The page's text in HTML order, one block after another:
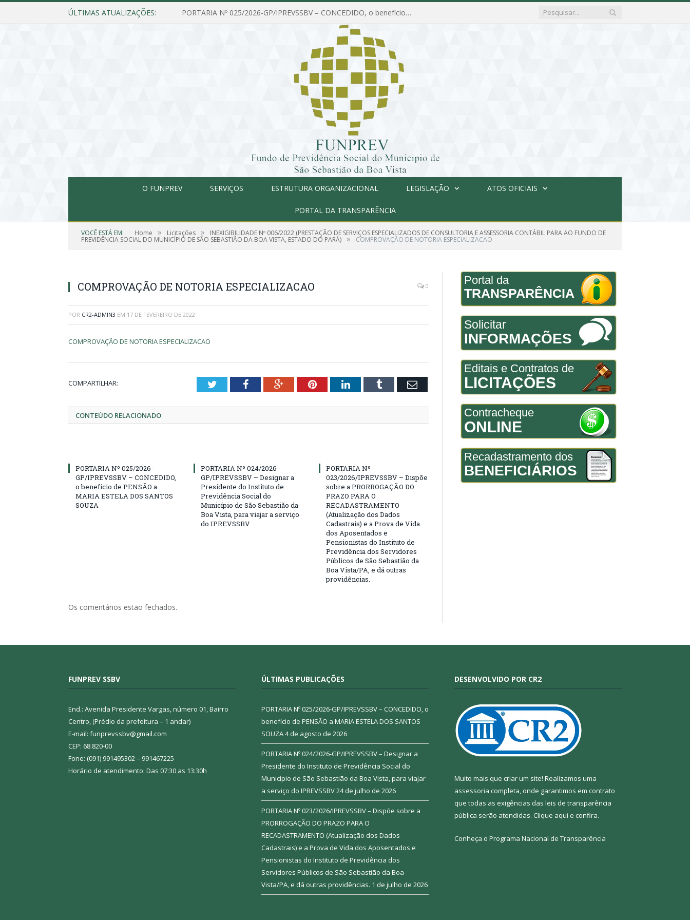
ÚLTIMAS ATUALIZAÇÕES: PORTARIA Nº 025/2026-GP/IPREVSSBV – CONCEDIDO, o benefício de PENSÃO a MARIA ESTELA DOS SANTOS SOUZA
O FUNPREV SERVIÇOS ESTRUTURA ORGANIZACIONAL LEGISLAÇÃO ATOS OFICIAIS
PORTAL DA TRANSPARÊNCIA
VOCÊ ESTÁ EM: Home » Licitações » INEXIGIBILIDADE Nº 006/2022 (PRESTAÇÃO DE SERVIÇOS ESPECIALIZADOS DE CONSULTORIA E ASSESSORIA CONTÁBIL PARA AO FUNDO DE
PREVIDÊNCIA SOCIAL DO MUNICÍPIO DE SÃO SEBASTIÃO DA BOA VISTA, ESTADO DO PARÁ) » COMPROVAÇÃO DE NOTORIA ESPECIALIZACAO
COMPROVAÇÃO DE NOTORIA ESPECIALIZACAO 0
POR CR2-ADMIN3 EM 17 DE FEVEREIRO DE 2022
COMPROVAÇÃO DE NOTORIA ESPECIALIZACAO
COMPARTILHAR: TwitterFacebookGoogle+PinterestLinkedInTumblr Email
CONTEÚDO RELACIONADO
PORTARIA Nº 025/2026-
GP/IPREVSSBV – CONCEDIDO,
o benefício de PENSÃO a
MARIA ESTELA DOS SANTOS
SOUZA
PORTARIA Nº 024/2026-
GP/IPREVSSBV – Designar a
Presidente do Instituto de
Previdência Social do
Município de São Sebastião da
Boa Vista, para viajar a serviço
do IPREVSSBV
PORTARIA Nº
023/2026/IPREVSSBV – Dispõe
sobre a PRORROGAÇÃO DO
PRAZO PARA O
RECADASTRAMENTO
(Atualização dos Dados
Cadastrais) e a Prova de Vida
dos Aposentados e
Pensionistas do Instituto de
Previdência dos Servidores
Públicos de São Sebastião da
Boa Vista/PA, e dá outras
providências.
Os comentários estão fechados.
Portal da
TRANSPARÊNCIA
Solicitar
INFORMAÇÕES
Editais e Contratos de
LICITAÇÕES
Contracheque
ONLINE
Recadastramento dos
BENEFICIÁRIOS
FUNPREV SSBV
End.: Avenida Presidente Vargas, número 01, Bairro
Centro, (Prédio da prefeitura – 1 andar)
E-mail: funprevssbv@gmail.com
CEP: 68.820-00
Fone: (091) 991495302 – 991467225
Horário de atendimento: Das 07:30 as 13:30h
ÚLTIMAS PUBLICAÇÕES
PORTARIA Nº 025/2026-GP/IPREVSSBV – CONCEDIDO, o
benefício de PENSÃO a MARIA ESTELA DOS SANTOS
SOUZA4 de agosto de 2026
PORTARIA Nº 024/2026-GP/IPREVSSBV – Designar a
Presidente do Instituto de Previdência Social do
Município de São Sebastião da Boa Vista, para viajar
a serviço do IPREVSSBV24 de julho de 2026
PORTARIA Nº 023/2026/IPREVSSBV – Dispõe sobre a
PRORROGAÇÃO DO PRAZO PARA O
RECADASTRAMENTO (Atualização dos Dados
Cadastrais) e a Prova de Vida dos Aposentados e
Pensionistas do Instituto de Previdência dos
Servidores Públicos de São Sebastião da Boa
Vista/PA, e dá outras providências. 1 de julho de 2026
DESENVOLVIDO POR CR2
Muito mais que criar um site! Realizamos uma
assessoria completa, onde garantimos em contrato
que todas as exigências das leis de transparência
pública serão atendidas. Clique aqui e confira.
Conheça o Programa Nacional de Transparência